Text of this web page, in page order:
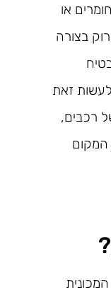
או
בצורה
זאת
רכבים,
המקום